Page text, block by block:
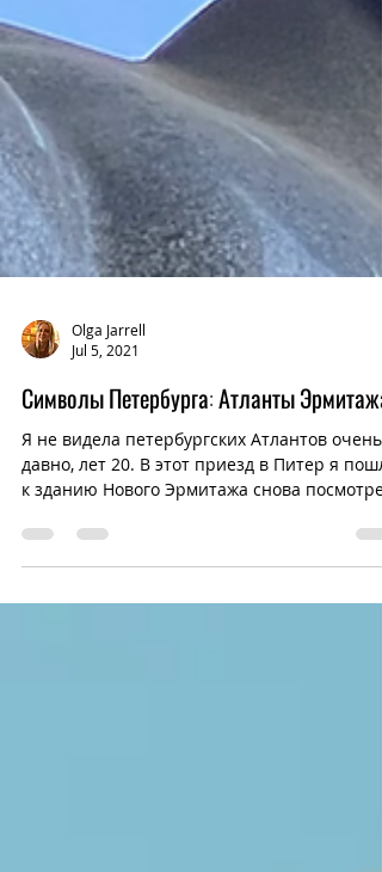
Jul 5, 2021
Символы Петербурга: Атланты Эрмитажа
Я не видела петербургских Атлантов очень
на этих...